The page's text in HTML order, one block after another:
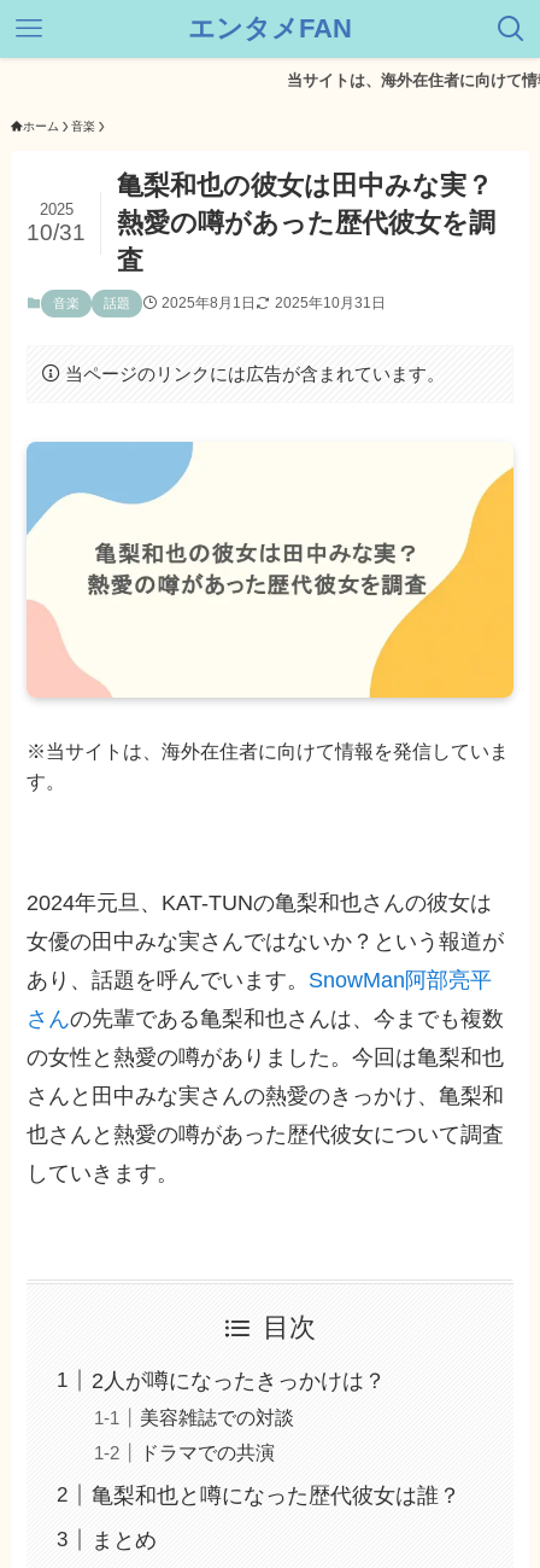
エンタメFAN
当サイトは、海外在住者に向けて情報を発
ホーム 音楽
亀梨和也の彼女は田中みな実？
熱愛の噂があった歴代彼女を調
査
2025
10/31
音楽 話題 2025年8月1日 2025年10月31日
当ページのリンクには広告が含まれています。
※当サイトは、海外在住者に向けて情報を発信していま
す。
2024年元旦、KAT-TUNの亀梨和也さんの彼女は
女優の田中みな実さんではないか？という報道が
あり、話題を呼んでいます。 SnowMan阿部亮平
さんの先輩である亀梨和也さんは、今までも複数
の女性と熱愛の噂がありました。今回は亀梨和也
さんと田中みな実さんの熱愛のきっかけ、亀梨和
也さんと熱愛の噂があった歴代彼女について調査
していきます。
目次
2人が噂になったきっかけは？
美容雑誌での対談
ドラマでの共演
亀梨和也と噂になった歴代彼女は誰？
まとめ